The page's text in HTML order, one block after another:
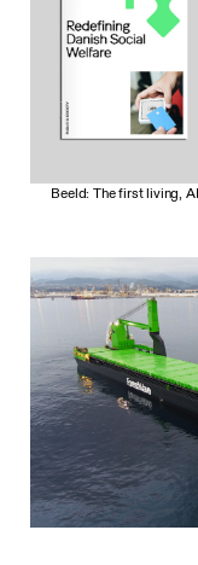
Beeld: The first living,